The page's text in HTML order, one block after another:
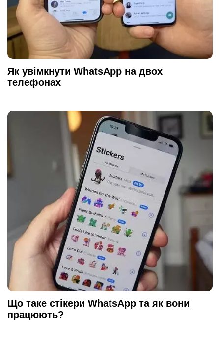
Як увімкнути WhatsApp на двох
телефонах
Що таке стікери WhatsApp та як вони
працюють?